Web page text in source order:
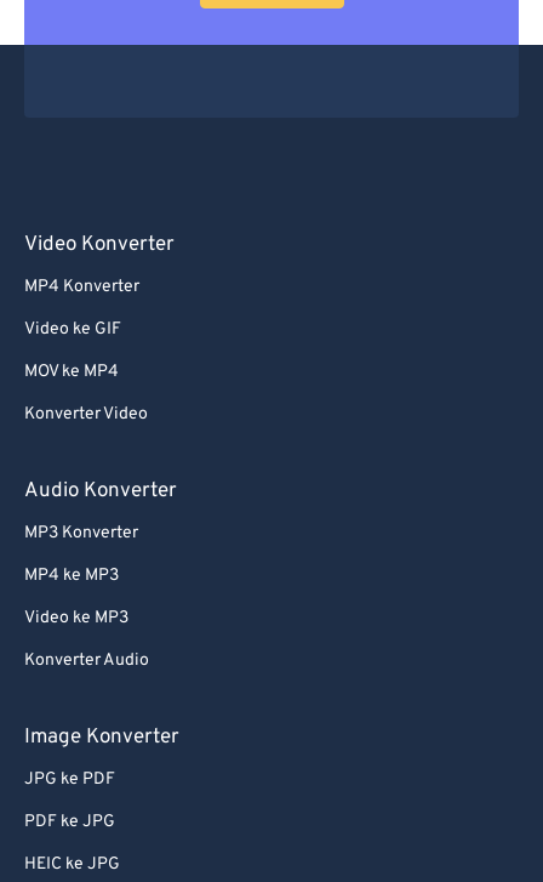
Video Konverter
MP4 Konverter
Video ke GIF
MOV ke MP4
Konverter Video
Audio Konverter
MP3 Konverter
MP4 ke MP3
Video ke MP3
Konverter Audio
Image Konverter
JPG ke PDF
PDF ke JPG
HEIC ke JPG